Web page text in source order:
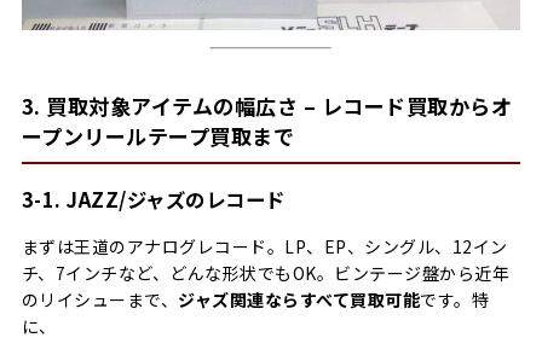
3. 買取対象アイテムの幅広さ – レコード買取からオ
ープンリールテープ買取まで
3-1. JAZZ/ジャズのレコード
まずは王道のアナログレコード。LP、EP、シングル、12イン
チ、7インチなど、どんな形状でもOK。ビンテージ盤から近年
のリイシューまで、 ジャズ関連ならすべて買取可能です。特
に、